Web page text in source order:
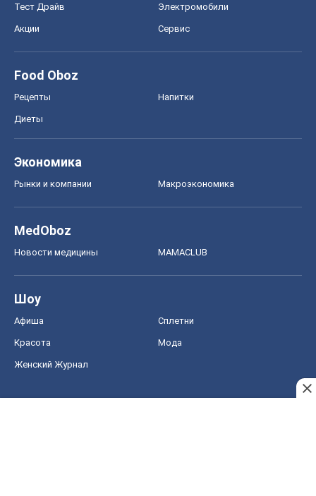
Тест Драйв Электромобили
Акции Сервис
Food Oboz
Рецепты Напитки
Диеты
Экономика
Рынки и компании Mакроэкономика
MedOboz
Новости медицины MAMACLUB
Шоу
Афиша Сплетни
Красота Мода
Женский Журнал